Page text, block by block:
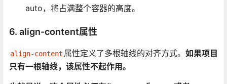
auto，将占满整个容器的高度。
6. align-content属性
align-content 属性定义了多根轴线的对齐方式。 如果项目
只有一根轴线，该属性不起作用。